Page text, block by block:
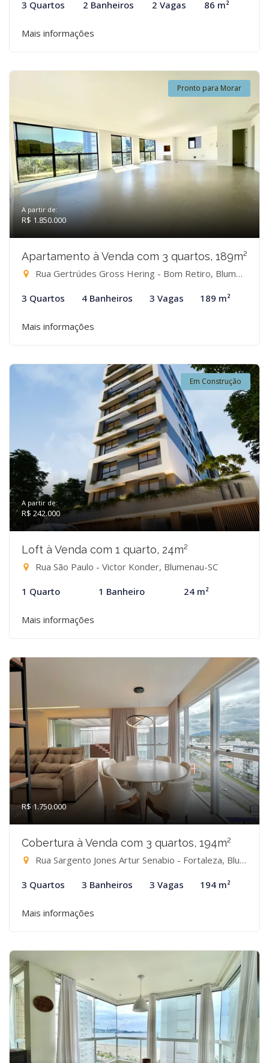
3 Quartos 2 Banheiros 2 Vagas 86 m²
Mais informações
Pronto para Morar
A partir de:
R$ 1.850.000
Apartamento à Venda com 3 quartos, 189m²
Rua Gertrúdes Gross Hering - Bom Retiro, Blumenau-SC
3 Quartos 4 Banheiros 3 Vagas 189 m²
Mais informações
Em Construção
A partir de:
R$ 242.000
Loft à Venda com 1 quarto, 24m²
Rua São Paulo - Victor Konder, Blumenau-SC
1 Quarto 1 Banheiro 24 m²
Mais informações
R$ 1.750.000
Cobertura à Venda com 3 quartos, 194m²
Rua Sargento Jones Artur Senabio - Fortaleza, Blumenau-SC
3 Quartos 3 Banheiros 3 Vagas 194 m²
Mais informações